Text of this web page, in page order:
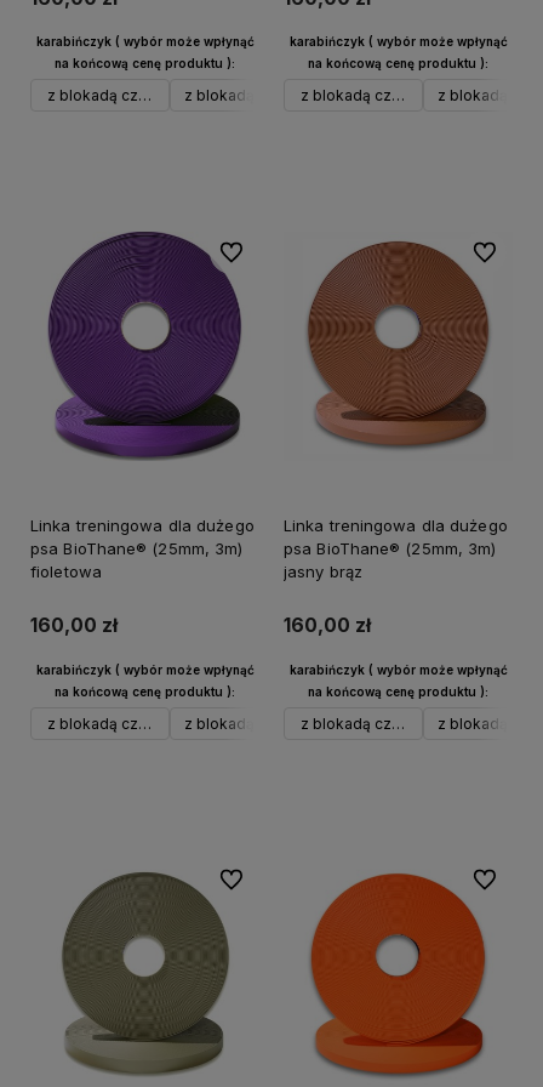
karabińczyk ( wybór może wpłynąć
na końcową cenę produktu ):
z blokadą czarny aluz blokadą srebrny aluw typie Frog do 40 kg czarny
karabińczyk ( wybór może wpłynąć
na końcową cenę produktu ):
z blokadą czarny aluz blokadą
Linka treningowa dla dużego
psa BioThane® (25mm, 3m)
fioletowa
160,00 zł
karabińczyk ( wybór może wpłynąć
na końcową cenę produktu ):
z blokadą czarny aluz blokadą srebrny aluw typie Frog do 40 kg czarny
Do ulubionych
Linka treningowa dla dużego
psa BioThane® (25mm, 3m)
jasny brąz
160,00 zł
karabińczyk ( wybór może wpłynąć
na końcową cenę produktu ):
z blokadą czarny aluz blokadą
Do
Do ulubionych Do